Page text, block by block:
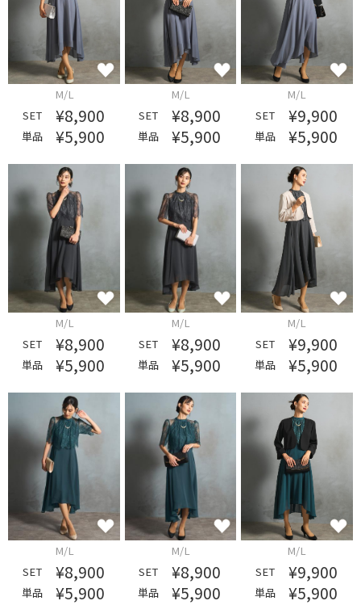
M/L
SET
¥8,900
単品 ¥5,900
M/L
SET
¥8,900
単品 ¥5,900
M/L
SET
¥9,900
単品 ¥5,900
M/L
SET
¥8,900
単品 ¥5,900
M/L
SET
¥8,900
単品 ¥5,900
M/L
SET
¥9,900
単品 ¥5,900
M/L
SET
¥8,900
単品 ¥5,900
M/L
SET
¥8,900
単品 ¥5,900
M/L
SET
¥9,900
単品 ¥5,900